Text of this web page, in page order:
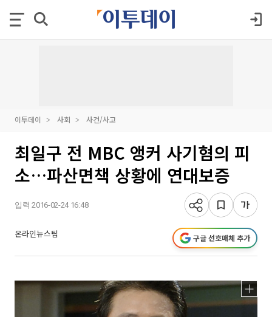
이투데이 사회 사건/사고
최일구 전 MBC 앵커 사기혐의 피
소…파산면책 상황에 연대보증
입력 2016-02-24 16:48
온라인뉴스팀 구글 선호매체 추가